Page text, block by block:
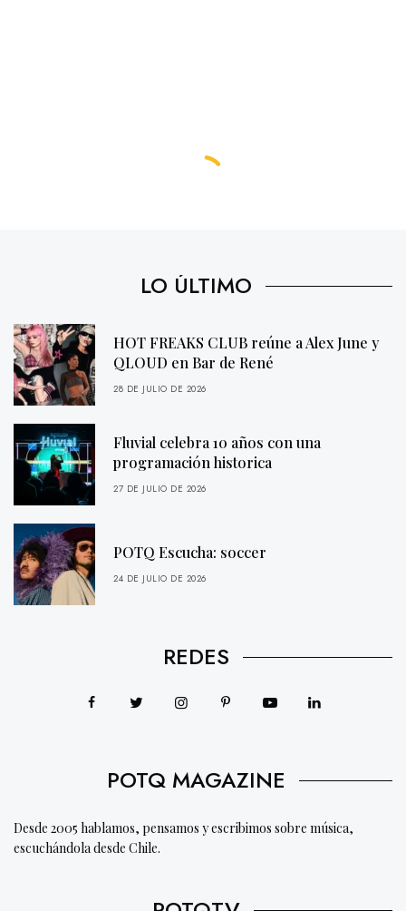
LO ÚLTIMO
HOT FREAKS CLUB reúne a Alex June y
QLOUD en Bar de René
28 DE JULIO DE 2026
Fluvial celebra 10 años con una
programación historica
27 DE JULIO DE 2026
POTQ Escucha: soccer
24 DE JULIO DE 2026
REDES
POTQ MAGAZINE
Desde 2005 hablamos, pensamos y escribimos sobre música,
escuchándola desde Chile.